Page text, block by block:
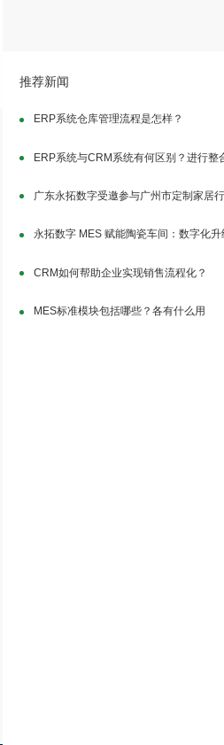
推荐新闻
ERP系统仓库管理流程是怎样？
ERP系统与CRM系统有何区别？进行整
广东永拓数字受邀参与广州市定制家居
永拓数字 MES 赋能陶瓷车间：数字化
CRM如何帮助企业实现销售流程化？
MES标准模块包括哪些？各有什么用